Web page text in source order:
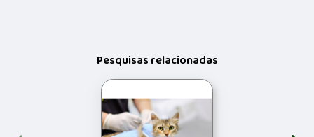
Pesquisas relacionadas